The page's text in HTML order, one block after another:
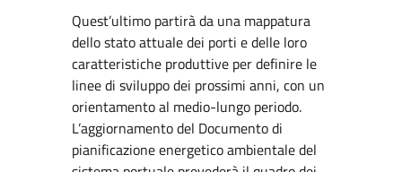
Quest’ultimo partirà da una mappatura
dello stato attuale dei porti e delle loro
caratteristiche produttive per definire le
linee di sviluppo dei prossimi anni, con un
orientamento al medio-lungo periodo.
L’aggiornamento del Documento di
pianificazione energetico ambientale del